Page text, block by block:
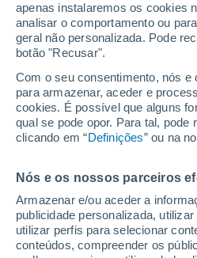
apenas instalaremos os cookies
analisar o comportamento ou
geral não personalizada. Pode
botão "Recusar".
Com o seu consentimento, nós e
para armazenar, aceder e
cookies. É possível que alguns
qual se pode opor. Para tal,
clicando em “Definições” ou na
Nós e os nossos parceiros
Armazenar e/ou aceder a
publicidade personalizada,
utilizar perfis para selecionar
conteúdos, compreender os
Alcubilla de
Alentisque
Almarza
Almazul
Almenar de Soria
Arcos de Jalón
Ausejo de la Sierra
Baraona